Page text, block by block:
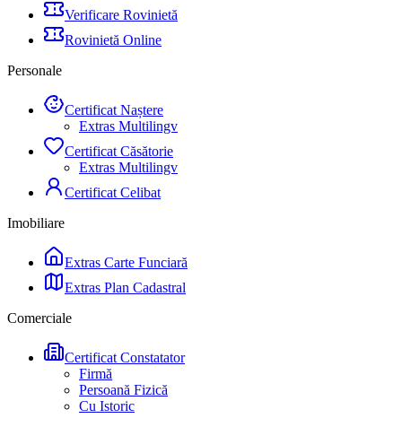
Verificare Rovinietă
Rovinietă Online
Personale
Certificat Naștere
Extras Multilingv
Certificat Căsătorie
Extras Multilingv
Certificat Celibat
Imobiliare
Extras Carte Funciară
Extras Plan Cadastral
Comerciale
Certificat Constatator
Firmă
Persoană Fizică
Cu Istoric